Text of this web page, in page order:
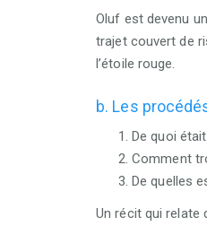
Oluf est devenu
trajet couvert de
l’étoile rouge.
b. Les
De quoi
Comment
De quelles
Un récit qui relate